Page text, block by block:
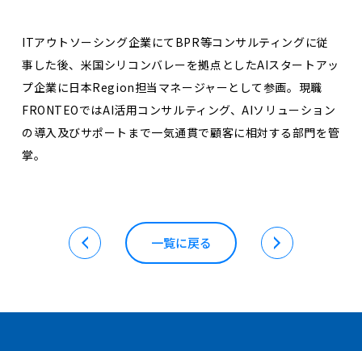
ITアウトソーシング企業にてBPR等コンサルティングに従
事した後、米国シリコンバレーを拠点としたAIスタートアッ
プ企業に日本Region担当マネージャーとして参画。現職
FRONTEOではAI活用コンサルティング、AIソリューション
の導入及びサポートまで一気通貫で顧客に相対する部門を管
掌。
一覧に戻る